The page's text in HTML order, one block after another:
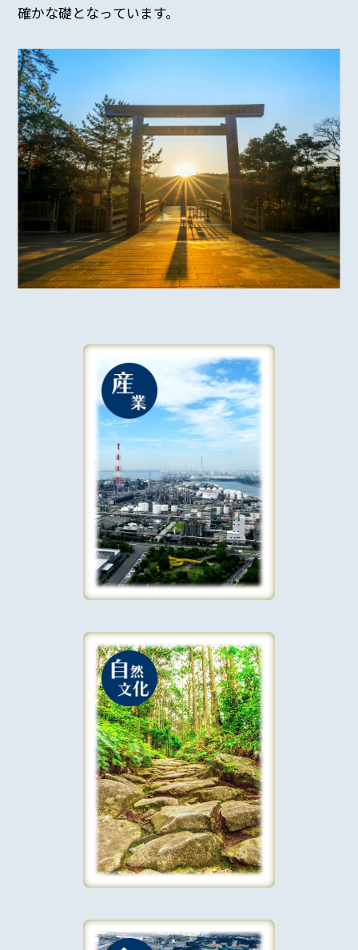
確かな礎となっています。